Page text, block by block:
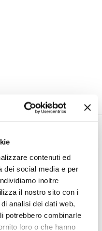
contenuti ed
dei social media e per
inoltre
il nostro sito con i
analisi dei dati web,
potrebbero combinarle
loro o che hanno
nostra Newsletter
dei dati personali (Link